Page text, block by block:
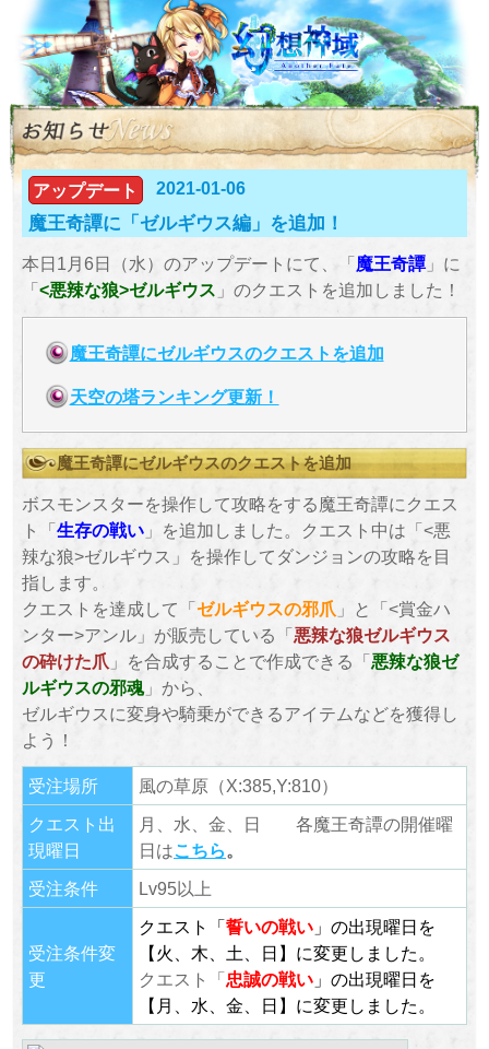
アップデート 2021-01-06
魔王奇譚に「ゼルギウス編」を追加！
本日1月6日（水）のアップデートにて、「 魔王奇譚」に
「 <悪辣な狼>ゼルギウス 」のクエストを追加しました！
魔王奇譚にゼルギウスのクエストを追加
天空の塔ランキング更新！
魔王奇譚にゼルギウスのクエストを追加
ボスモンスターを操作して攻略をする魔王奇譚にクエス
ト「生存の戦い」を追加しました。クエスト中は「<悪
辣な狼>ゼルギウス」を操作してダンジョンの攻略を目
指します。
クエストを達成して「ゼルギウスの邪爪 」と「<賞金ハ
ンター>アンル」が販売している「悪辣な狼ゼルギウス
の砕けた爪 」を合成することで作成できる「悪辣な狼ゼ
ルギウスの邪魂」から、
ゼルギウスに変身や騎乗ができるアイテムなどを獲得し
よう！
受注場所
風の草原（X:385,Y:810）
クエスト出
現曜日
月、水、金、日 各魔王奇譚の開催曜
日はこちら 。
受注条件
Lv95以上
受注条件変
更
クエスト「誓いの戦い」の出現曜日を
【火、木、土、日】に変更しました。
クエスト「忠誠の戦い」の出現曜日を
【月、水、金、日】に変更しました。